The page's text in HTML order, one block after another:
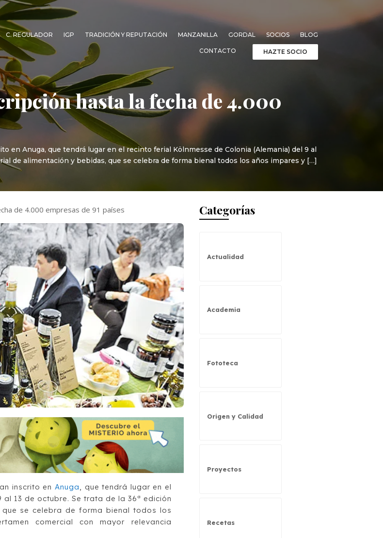
C. REGULADOR IGP TRADICIÓN Y REPUTACIÓN MANZANILLA GORDAL SOCIOS BLOG
CONTACTO HAZTE SOCIO
hasta la fecha de 4.000
en Anuga, que tendrá lugar en el recinto ferial Kölnmesse de Colonia (Alemania) del 9 al
de alimentación y bebidas, que se celebra de forma bienal todos los años impares y […]
de 4.000 empresas de 91 países
inscrito en Anuga
, que tendrá lugar en el
13 de octubre. Se trata de la 36ª edición
se celebra de forma bienal todos los
comercial con mayor relevancia
Categorías
Actualidad
Academia
Fototeca
Origen y Calidad
Proyectos
Recetas